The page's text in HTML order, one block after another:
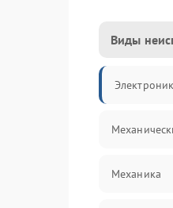
Виды
Механика